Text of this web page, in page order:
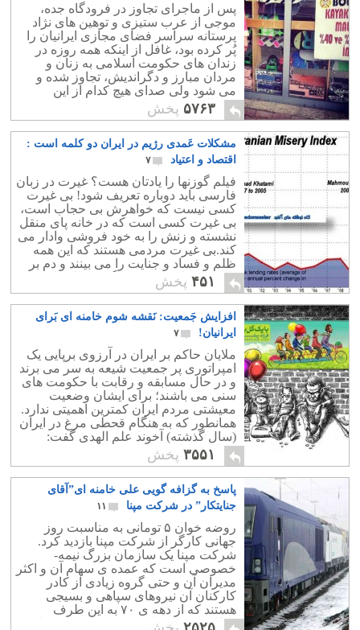
پس از ماجرای تجاوز در فرودگاه جده،
موجی از عرب ستیزی و توهین های نژاد
پرستانه سراسر فضای مجازی ایرانیان را
پُر کرده بود، غافل از اینکه همه روزه در
زندان های حکومت اسلامی به زنان و
مردان مبارز و دگراندیش، تجاوز شده و
می شود ولی صدای هیچ کدام از این
"شوالیه های زیر لحاف" در نیامده و نمی
آید!
۵۷۶۳ پخش
مشکلات عَمدی رژیم در ایران دو کلمه است :
اقتصاد و اعتیاد
۷
فیلم گوزنها را یادتان هست؟ غیرت در زبان
فارسی باید دوباره تعریف شود! بی غیرت
کسی نیست که خواهرش بی حجاب است،
بی غیرت کسی است که در خانه پای منقل
نشسته و زنش را به خود فروشی وادار می
کند.بی غیرت مردمی هستند که این همه
ظلم و فساد و جنایت را می بینند و دم بر
نمی زنند.باشد که بر سنگ قبرمان تاریخ
نزنند.
۴۵۱ پخش
افزایش جَمعیت: نَقشه شوم خامنه ای بَرای
ایرانیان!
۷
ملایان حاکم بر ایران در آرزوی برپایی یک
امپراتوری پر جمعیت شیعه به سر می برند
و در حال مسابقه و رقابت با حکومت های
سنی می باشند؛ برای ایشان وضعیت
معیشتی مردم ایران کمترین اهمیتی ندارد.
همانطور که به هنگام قحطی مرغ در ایران
(سال گذشته) آخوند علم الهدی گفت:
مردم به جای مرغ اشکنه بخورند!!
۳۵۵۱ پخش
پاسخ به گزافه گویی علی خامنه ای”آقای
جنایتکار” در شرکت مپنا
۱۱
روضه خوان ۵ تومانی به مناسبت روز
جهانی کارگر از شرکت مپنا بازدید کرد.
شرکت مپنا یک سازمان بزرگ نیمه-
خصوصی است که عمده ی سهام آن و اکثر
مدیران آن و حتی گروه زیادی از کادر
کارکنان آن نیروهای سپاهی و بسیجی
هستند که از دهه ی ۷۰ به این طرف
وظایف پروژه های برق و قدرت در وزارت